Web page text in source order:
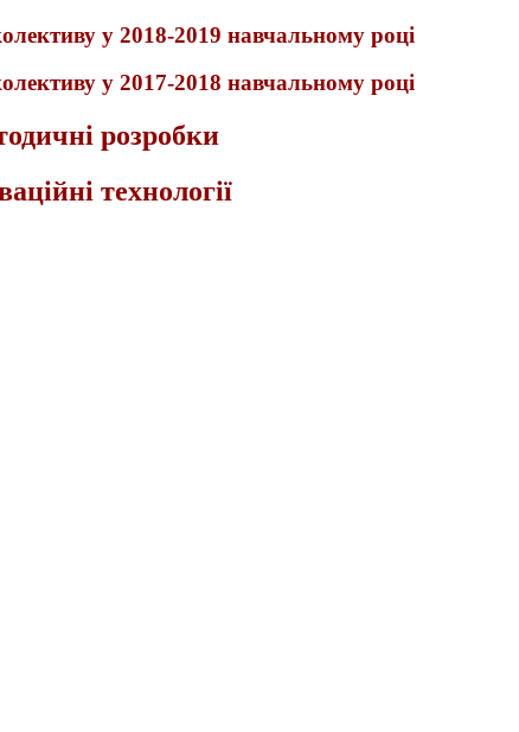
у 2018-2019 навчальному році
у 2017-2018 навчальному році
розробки
технології